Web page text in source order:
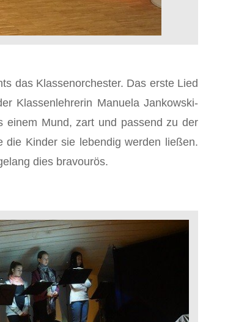
das Klassenorchester. Das erste Lied
Klassenlehrerin Manuela Jankowski-
einem Mund, zart und passend zu der
die Kinder sie lebendig werden ließen.
dies bravourös.